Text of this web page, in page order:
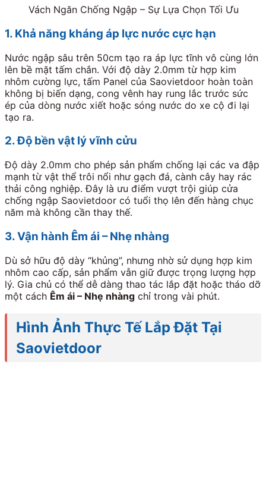
Vách Ngăn Chống Ngập – Sự Lựa Chọn Tối Ưu
1. Khả năng kháng áp lực nước cực hạn
Nước ngập sâu trên 50cm tạo ra áp lực tĩnh vô cùng lớn
lên bề mặt tấm chắn. Với độ dày 2.0mm từ hợp kim
nhôm cường lực, tấm Panel của Saovietdoor hoàn toàn
không bị biến dạng, cong vênh hay rung lắc trước sức
ép của dòng nước xiết hoặc sóng nước do xe cộ đi lại
tạo ra.
2. Độ bền vật lý vĩnh cửu
Độ dày 2.0mm cho phép sản phẩm chống lại các va đập
mạnh từ vật thể trôi nổi như gạch đá, cành cây hay rác
thải công nghiệp. Đây là ưu điểm vượt trội giúp cửa
chống ngập Saovietdoor có tuổi thọ lên đến hàng chục
năm mà không cần thay thế.
3. Vận hành Êm ái – Nhẹ nhàng
Dù sở hữu độ dày “khủng”, nhưng nhờ sử dụng hợp kim
nhôm cao cấp, sản phẩm vẫn giữ được trọng lượng hợp
lý. Gia chủ có thể dễ dàng thao tác lắp đặt hoặc tháo dỡ
một cách Êm ái – Nhẹ nhàng chỉ trong vài phút.
Hình Ảnh Thực Tế Lắp Đặt Tại
Saovietdoor